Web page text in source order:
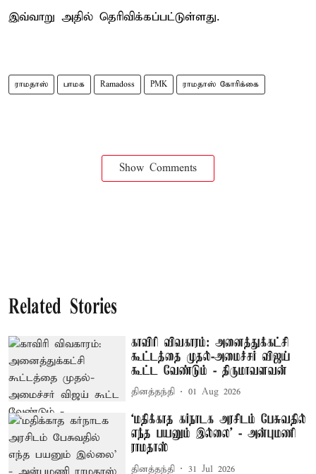
இவ்வாறு அதில் தெரிவிக்கப்பட்டுள்ளது.
ராமதாஸ் பாமக Ramadoss PMK ராமதாஸ் கோரிக்கை
Show Comments
Related Stories
காவிரி விவகாரம்: அனைத்துக்கட்சி
கூட்டத்தை முதல்-அமைச்சர் விஜய்
கூட்ட வேண்டும் - திருமாவளவன்
தினத்தந்தி 01 Aug 2026
‘மதிக்காத கர்நாடக அரசிடம் பேசுவதில்
எந்த பயனும் இல்லை’ - அன்புமணி
ராமதாஸ்
தினத்தந்தி 31 Jul 2026